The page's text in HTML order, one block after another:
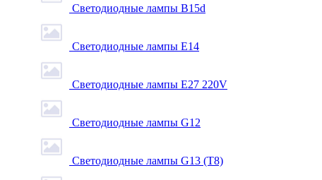
Светодиодные лампы B15d
Светодиодные лампы E14
Светодиодные лампы E27 220V
Светодиодные лампы G12
Светодиодные лампы G13 (T8)